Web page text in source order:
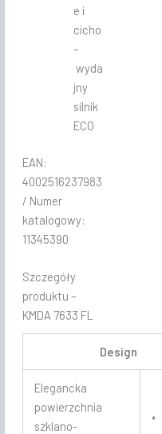
e i
cicho
–
wyda
jny
silnik
ECO
EAN:
4002516237983
/ Numer
katalogowy:
11345390
Szczegóły
produktu –
KMDA 7633 FL
Design
Elegancka
powierzchnia
szklano-
•